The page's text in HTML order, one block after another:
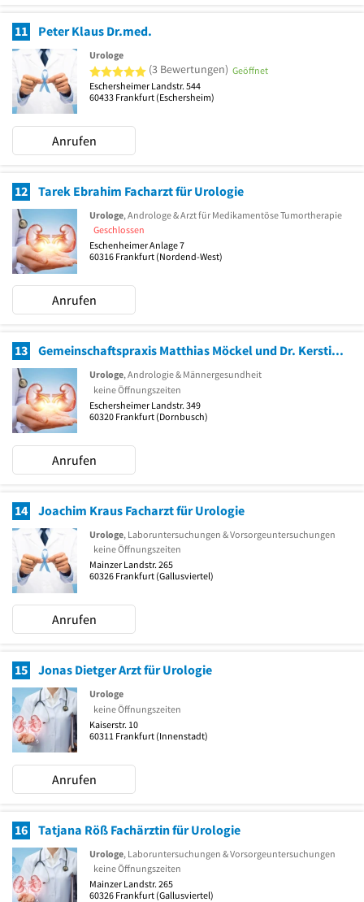
11 Peter Klaus Dr.med.
Urologe
5 von 5 Sternen
(3 Bewertungen) Geöffnet
Eschersheimer Landstr. 544
60433 Frankfurt (Eschersheim)
Anrufen
12 Tarek Ebrahim Facharzt für Urologie
Urologe, Androloge & Arzt für Medikamentöse Tumortherapie
Geschlossen
Eschenheimer Anlage 7
60316 Frankfurt (Nordend-West)
Anrufen
13 Gemeinschaftspraxis Matthias Möckel und Dr. Kerstin Friedel
Urologe, Andrologie & Männergesundheit
keine Öffnungszeiten
Eschersheimer Landstr. 349
60320 Frankfurt (Dornbusch)
Anrufen
14 Joachim Kraus Facharzt für Urologie
Urologe, Laboruntersuchungen & Vorsorgeuntersuchungen
keine Öffnungszeiten
Mainzer Landstr. 265
60326 Frankfurt (Gallusviertel)
Anrufen
15 Jonas Dietger Arzt für Urologie
Urologe
keine Öffnungszeiten
Kaiserstr. 10
60311 Frankfurt (Innenstadt)
Anrufen
16 Tatjana Röß Fachärztin für Urologie
Urologe, Laboruntersuchungen & Vorsorgeuntersuchungen
keine Öffnungszeiten
Mainzer Landstr. 265
60326 Frankfurt (Gallusviertel)